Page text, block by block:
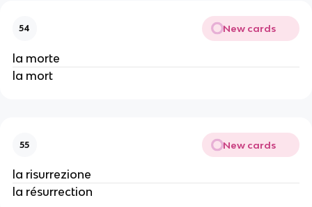
54 New cards
la morte
la mort
55 New cards
la risurrezione
la résurrection